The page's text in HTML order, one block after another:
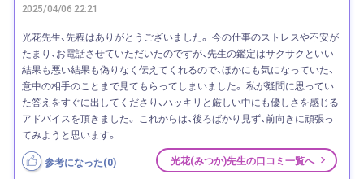
2025/04/06 22:21
光花先生、先程はありがとうございました。 今の仕事のストレスや不安が
たまり、お電話させていただいたのですが、先生の鑑定はサクサクといい
結果も悪い結果も偽りなく伝えてくれるので、ほかにも気になっていた、
意中の相手のことまで見てもらってしまいました。 私が疑問に思ってい
た答えをすぐに出してくださり、ハッキリと厳しい中にも優しさを感じる
アドバイスを頂きました。 これからは、後ろばかり見ず、前向きに頑張っ
てみようと思います。
参考になった(0) 光花(みつか)先生の口コミ一覧へ